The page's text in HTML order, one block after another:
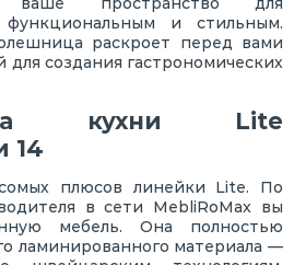
и стильным.
раскроет перед вами
создания гастрономических
кухни Lite
14
плюсов линейки Lite. По
в сети MebliRoMax вы
мебель. Она полностью
ламинированного материала —